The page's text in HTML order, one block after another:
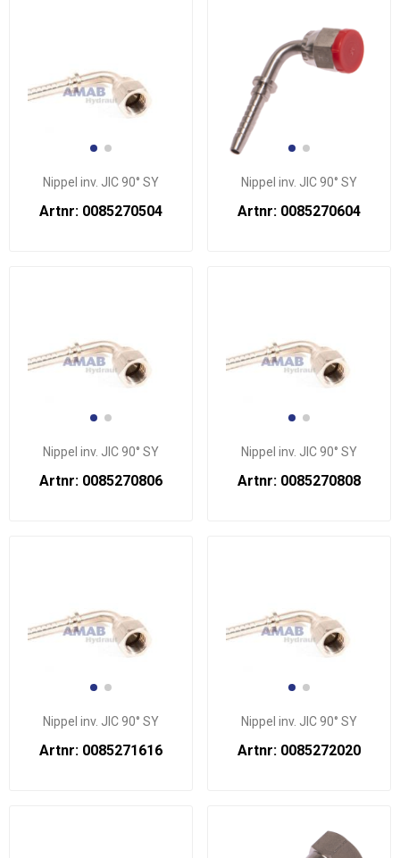
Nippel inv. JIC 90° SY
Artnr: 0085270504
Nippel inv. JIC 90° SY
Artnr: 0085270604
Nippel inv. JIC 90° SY
Artnr: 0085270806
Nippel inv. JIC 90° SY
Artnr: 0085270808
Nippel inv. JIC 90° SY
Artnr: 0085271616
Nippel inv. JIC 90° SY
Artnr: 0085272020